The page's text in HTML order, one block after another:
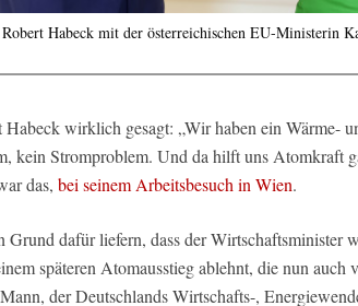
Habeck mit der österreichischen EU-Ministerin
Habeck wirklich gesagt: „Wir haben ein Wärme-
kein Stromproblem. Und da hilft uns Atomkraft
das, bei seinem Arbeitsbesuch in Wien.
Grund dafür liefern, dass der Wirtschaftsminister
späteren Atomausstieg ablehnt, die nun auch
der Deutschlands Wirtschafts-,